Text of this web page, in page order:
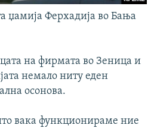
џамија Ферхадија во Бања
на фирмата во Зеница и
немало ниту еден
осонова.
вака функционираме ние